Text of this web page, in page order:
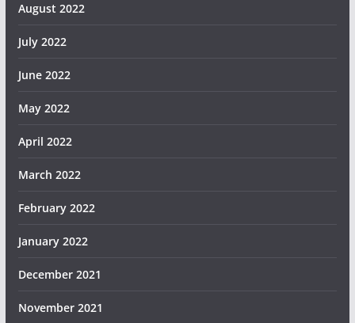
August 2022
July 2022
June 2022
May 2022
April 2022
March 2022
February 2022
January 2022
December 2021
November 2021